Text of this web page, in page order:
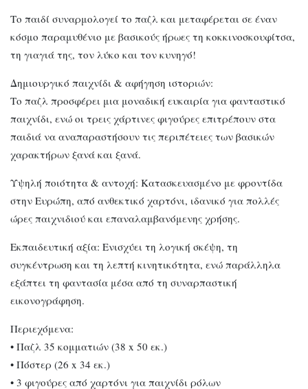
Το παιδί συναρμολογεί το παζλ και μεταφέρεται σε έναν
κόσμο παραμυθένιο με βασικούς ήρωες τη κοκκινοσκουφίτσα,
τη γιαγιά της, τον λύκο και τον κυνηγό!
Δημιουργικό παιχνίδι & αφήγηση ιστοριών:
Το παζλ προσφέρει μια μοναδική ευκαιρία για φανταστικό
παιχνίδι, ενώ οι τρεις χάρτινες φιγούρες επιτρέπουν στα
παιδιά να αναπαραστήσουν τις περιπέτειες των βασικών
χαρακτήρων ξανά και ξανά.
Υψηλή ποιότητα & αντοχή: Κατασκευασμένο με φροντίδα
στην Ευρώπη, από ανθεκτικό χαρτόνι, ιδανικό για πολλές
ώρες παιχνιδιού και επαναλαμβανόμενης χρήσης.
Εκπαιδευτική αξία: Ενισχύει τη λογική σκέψη, τη
συγκέντρωση και τη λεπτή κινητικότητα, ενώ παράλληλα
εξάπτει τη φαντασία μέσα από τη συναρπαστική
εικονογράφηση.
Περιεχόμενα:
• Παζλ 35 κομματιών (38 x 50 εκ.)
• Πόστερ (26 x 34 εκ.)
• 3 φιγούρες από χαρτόνι για παιχνίδι ρόλων